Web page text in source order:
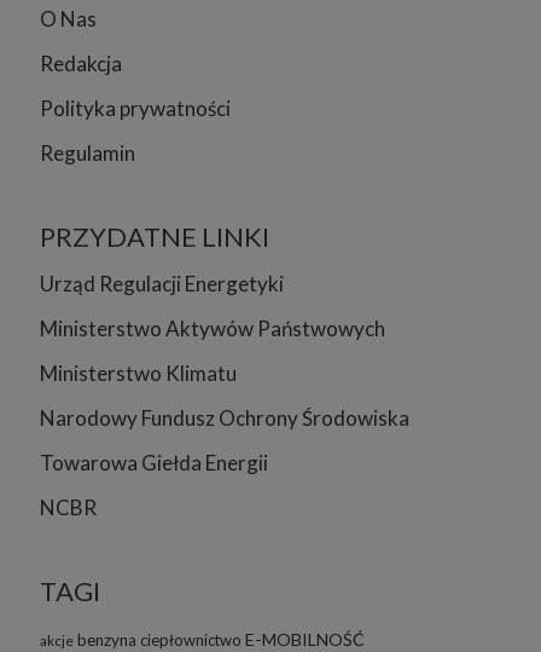
O Nas
Redakcja
Polityka prywatności
Regulamin
PRZYDATNE LINKI
Urząd Regulacji Energetyki
Ministerstwo Aktywów Państwowych
Ministerstwo Klimatu
Narodowy Fundusz Ochrony Środowiska
Towarowa Giełda Energii
NCBR
TAGI
akcje benzyna ciepłownictwo E-MOBILNOŚĆ